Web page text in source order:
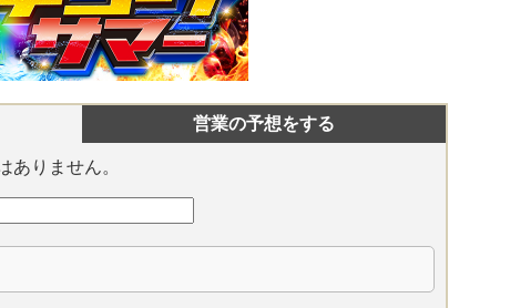
営業の予想をする
ありません。